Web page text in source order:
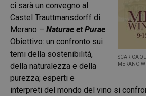
SCARICA
MERANO
ci sarà un convegno al
Castel Trauttmansdorff di
Merano – Naturae et Purae.
Obiettivo: un confronto sui
temi della sostenibilità,
della naturalezza e della
purezza; esperti e
interpreti del mondo del vino si